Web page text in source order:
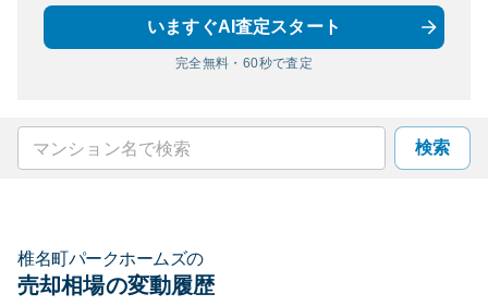
いますぐAI査定スタート
完全無料・60秒で査定
検索
椎名町パークホームズの
売却相場の変動履歴